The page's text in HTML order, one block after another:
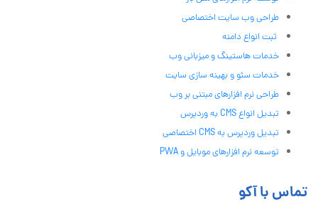
طراحی وب سایت اختصاصی
ثبت انواع دامنه
خدمات هاستینگ و میزبانی وب
خدمات سئو و بهینه سازی سایت
طراحی نرم افزارهای مبتنی بر وب
تبدیل انواع CMS به وردپرس
تبدیل وردپرس به CMS اختصاصی
توسعه نرم افزارهای موبایل و PWA
تماس با آکو